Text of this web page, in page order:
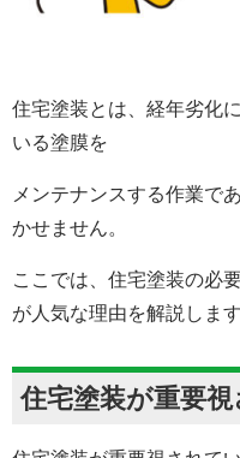
住宅塗装とは、経年劣化
いる塗膜を
メンテナンスする作業で
かせません。
ここでは、住宅塗装の必
が人気な理由を解説します
住宅塗装が重要